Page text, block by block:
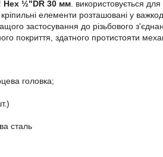
Hex ½"DR 30 мм . використовується
елементи розташовані у
застосування до різьбового
покриття, здатного протистояти
головка;
сталь